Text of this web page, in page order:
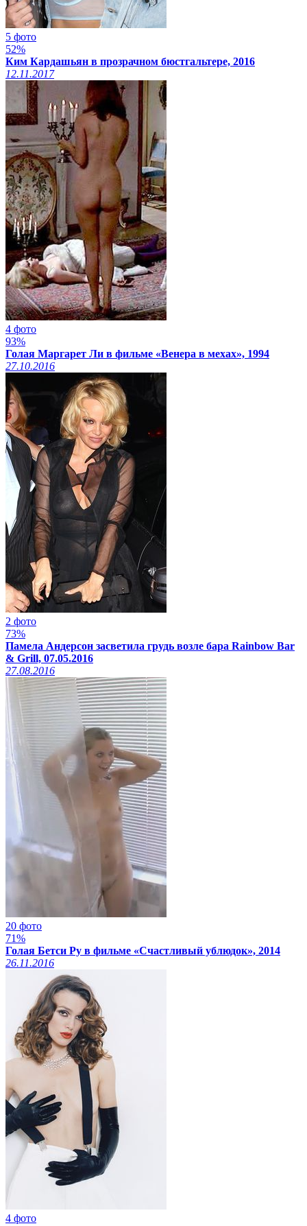
5 фото
52%
Ким Кардашьян в прозрачном бюстгальтере, 2016
12.11.2017
4 фото
93%
Голая Маргарет Ли в фильме «Венера в мехах», 1994
27.10.2016
2 фото
73%
Памела Андерсон засветила грудь возле бара Rainbow Bar
& Grill, 07.05.2016
27.08.2016
20 фото
71%
Голая Бетси Ру в фильме «Счастливый ублюдок», 2014
26.11.2016
4 фото